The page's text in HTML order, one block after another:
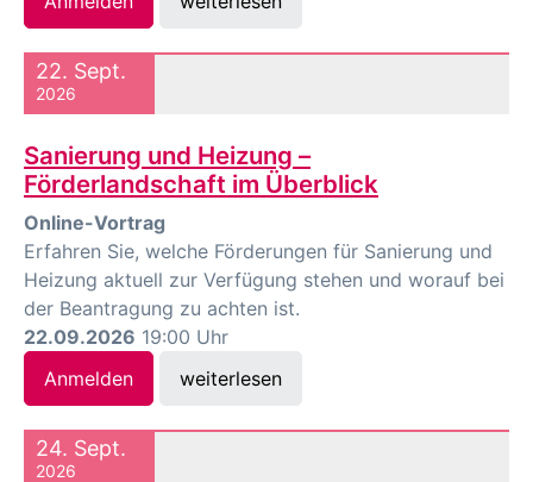
22. Sept.
2026
Sanierung und Heizung –
Förderlandschaft im Überblick
Online-Vortrag
Erfahren Sie, welche Förderungen für Sanierung und
Heizung aktuell zur Verfügung stehen und worauf bei
der Beantragung zu achten ist.
22.09.2026 19:00 Uhr
Anmelden
weiterlesen
24. Sept.
2026